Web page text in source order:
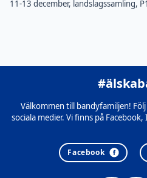
11-13 december, landslagssamling,
Välkommen till bandyfamiljen!
sociala medier. Vi finns på
Facebook